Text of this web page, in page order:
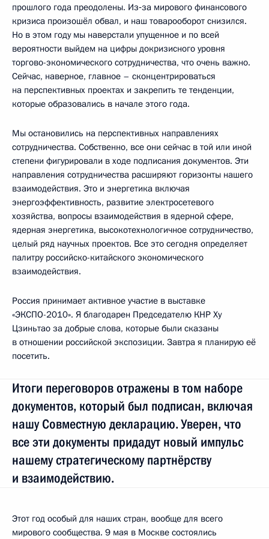
прошлого года преодолены. Из‑за мирового финансового
кризиса произошёл обвал, и наш товарооборот снизился.
Но в этом году мы наверстали упущенное и по всей
вероятности выйдем на цифры докризисного уровня
торгово-экономического сотрудничества, что очень важно.
Сейчас, наверное, главное – сконцентрироваться
на перспективных проектах и закрепить те тенденции,
которые образовались в начале этого года.
Мы остановились на перспективных направлениях
сотрудничества. Собственно, все они сейчас в той или иной
степени фигурировали в ходе подписания документов. Эти
направления сотрудничества расширяют горизонты нашего
взаимодействия. Это и энергетика включая
энергоэффективность, развитие электросетевого
хозяйства, вопросы взаимодействия в ядерной сфере,
ядерная энергетика, высокотехнологичное сотрудничество,
целый ряд научных проектов. Все это сегодня определяет
палитру российско-китайского экономического
взаимодействия.
Россия принимает активное участие в выставке
«ЭКСПО-2010». Я благодарен Председателю КНР Ху
Цзиньтао за добрые слова, которые были сказаны
в отношении российской экспозиции. Завтра я планирую её
посетить.
Итоги переговоров отражены в том наборе
документов, который был подписан, включая
нашу Совместную декларацию. Уверен, что
все эти документы придадут новый импульс
нашему стратегическому партнёрству
и взаимодействию.
Этот год особый для наших стран, вообще для всего
мирового сообщества. 9 мая в Москве состоялись